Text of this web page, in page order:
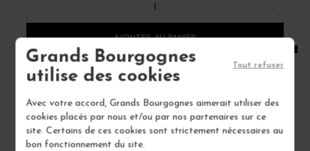
Grands Bourgognes
utilise des cookies
Avec votre accord, Grands Bourgognes aimerait utiliser des
cookies placés par nous et/ou par nos partenaires sur ce
site. Certains de ces cookies sont strictement nécessaires au
bon fonctionnement du site.
Tout refuser
AJOUTER AU PANIER